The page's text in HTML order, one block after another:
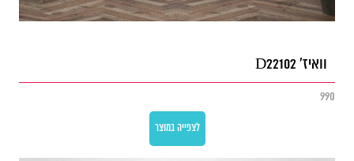
וואיז' D22102
990
לצפייה במוצר